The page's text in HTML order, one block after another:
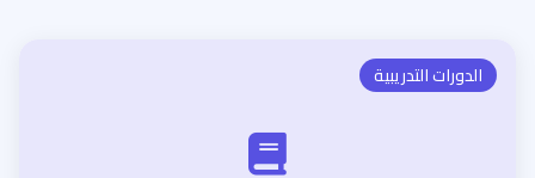
الدورات التدريبية